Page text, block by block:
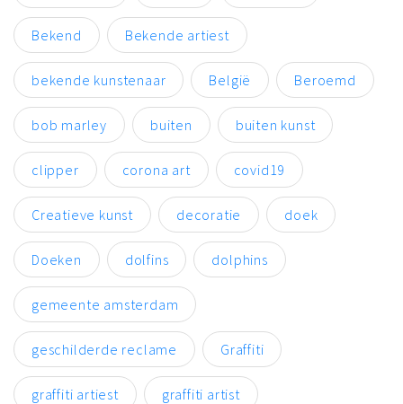
Bekend Bekende artiest
bekende kunstenaar België Beroemd
bob marley buiten buiten kunst
clipper corona art covid19
Creatieve kunst decoratie doek
Doeken dolfins dolphins
gemeente amsterdam
geschilderde reclame Graffiti
graffiti artiest graffiti artist